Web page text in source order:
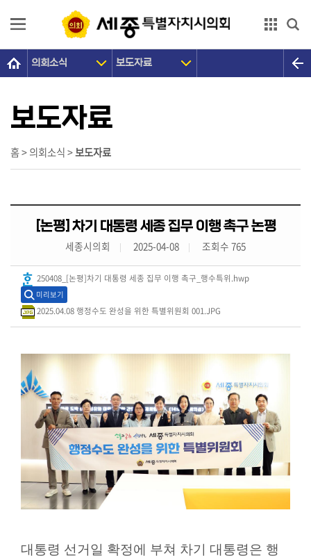
의
개
의
원
장
활
의회소식 보도자료
홈 > 의회소식 >보도자료
보도자료
[논평] 차기 대통령 세종 집무 이행 촉구 논평
세종시의회 2025-04-08 조회수 765
250408_[논평]차기 대통령 세종 집무 이행 촉구_행수특위.hwp
미리보기
2025.04.08 행정수도 완성을 위한 특별위원회 001.JPG
대통령 선거일 확정에 부쳐 차기 대통령은 행